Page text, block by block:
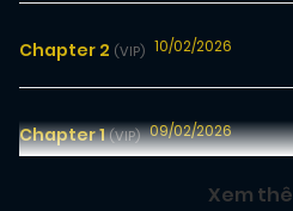
Chapter 2 (VIP) 10/02/2026
Chapter 1(VIP) 09/02/2026
Xem